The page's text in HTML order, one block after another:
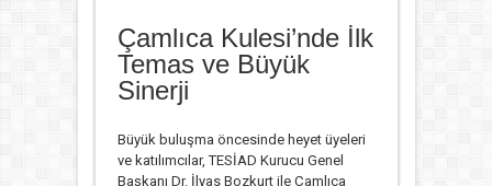
Çamlıca Kulesi’nde İlk
Temas ve Büyük
Sinerji
Büyük buluşma öncesinde heyet üyeleri
ve katılımcılar, TESİAD Kurucu Genel
Başkanı Dr. İlyas Bozkurt ile Çamlıca